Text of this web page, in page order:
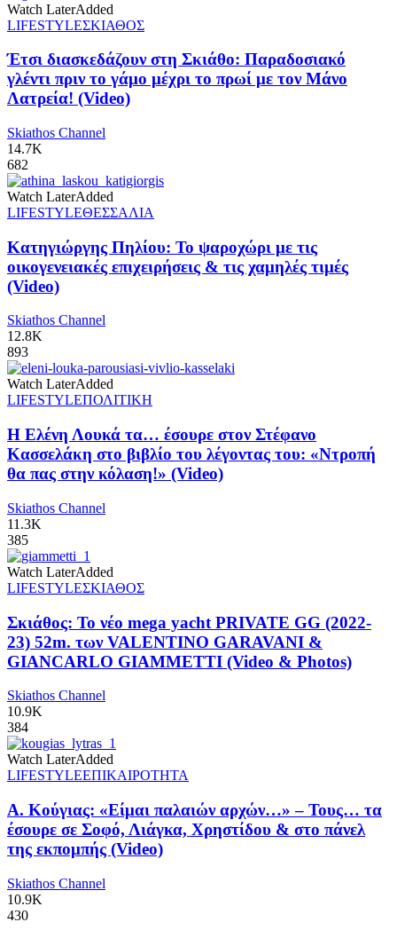
Watch LaterAdded
LIFESTYLEΣΚΙΑΘΟΣ
Έτσι διασκεδάζουν στη Σκιάθο: Παραδοσιακό
γλέντι πριν το γάμο μέχρι το πρωί με τον Μάνο
Λατρεία! (Video)
Skiathos Channel
14.7K
682
Watch LaterAdded
LIFESTYLEΘΕΣΣΑΛΙΑ
Κατηγιώργης Πηλίου: Το ψαροχώρι με τις
οικογενειακές επιχειρήσεις & τις χαμηλές τιμές
(Video)
Skiathos Channel
12.8K
893
Watch LaterAdded
LIFESTYLEΠΟΛΙΤΙΚΗ
Η Ελένη Λουκά τα… έσουρε στον Στέφανο
Κασσελάκη στο βιβλίο του λέγοντας του: «Ντροπή
θα πας στην κόλαση!» (Video)
Skiathos Channel
11.3K
385
Watch LaterAdded
LIFESTYLEΣΚΙΑΘΟΣ
Σκιάθος: Το νέο mega yacht PRIVATE GG (2022-
23) 52m. των VALENTINO GARAVANI &
GIANCARLO GIAMMETTI (Video & Photos)
Skiathos Channel
10.9K
384
Watch LaterAdded
LIFESTYLEΕΠΙΚΑΙΡΟΤΗΤΑ
Α. Κούγιας: «Είμαι παλαιών αρχών…» – Τους… τα
έσουρε σε Σοφό, Λιάγκα, Χρηστίδου & στο πάνελ
της εκπομπής (Video)
Skiathos Channel
10.9K
430